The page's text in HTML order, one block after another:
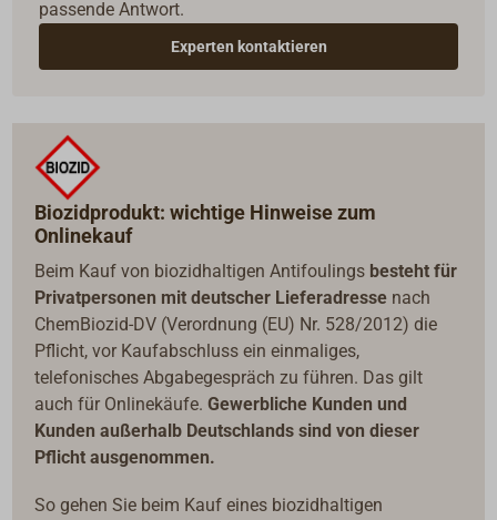
passende Antwort.
Experten kontaktieren
Biozidprodukt: wichtige Hinweise zum
Onlinekauf
Beim Kauf von biozidhaltigen Antifoulings besteht für
Privatpersonen mit deutscher Lieferadresse nach
ChemBiozid-DV (Verordnung (EU) Nr. 528/2012) die
Pflicht, vor Kaufabschluss ein einmaliges,
telefonisches Abgabegespräch zu führen. Das gilt
auch für Onlinekäufe.Gewerbliche Kunden und
Kunden außerhalb Deutschlands sind von dieser
Pflicht ausgenommen.
So gehen Sie beim Kauf eines biozidhaltigen